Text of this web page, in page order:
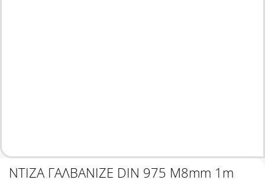
ΝΤΙΖΑ ΓΑΛΒΑΝΙΖΕ DIN 975 Μ8mm 1m